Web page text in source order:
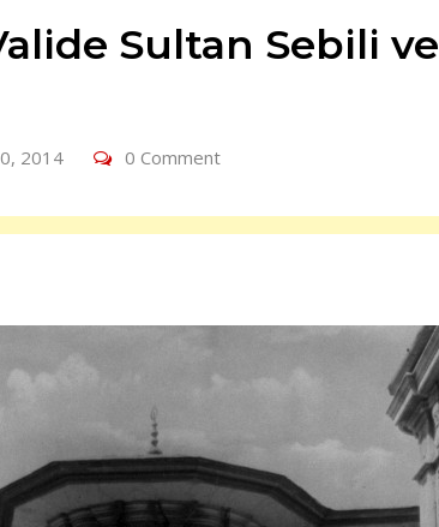
Sultan Sebili ve
2014 0 Comment